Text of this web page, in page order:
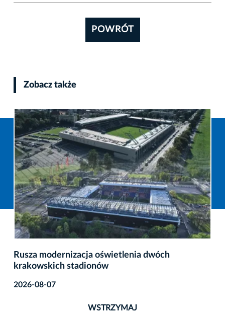
POWRÓT
Zobacz także
Rusza modernizacja oświetlenia dwóch
krakowskich stadionów
2026-08-07
WSTRZYMAJ